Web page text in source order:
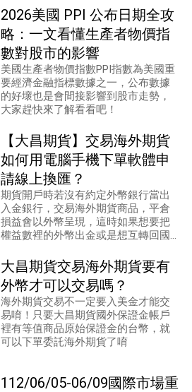
了解看看！
2026美國 PPI 公布日期全攻
略：一文看懂生產者物價指
數對股市的影響
美國生產者物價指數PPI指數為美國重
要經濟金融指標數據之一，公布數據
的好壞也是會間接影響到股市走勢，
大家趕快來了解看看吧！
【大昌期貨】交易海外期貨
如何用電腦手機下單軟體申
請線上換匯？
期貨開戶時若沒有約定外幣銀行當出
入金銀行，交易海外期貨商品，平倉
損益會以外幣呈現，這時如果想要把
權益數裡的外幣出金或是想互轉回國
動作
大昌期貨交易海外期貨要有
外幣才可以交易嗎？
海外期貨交易不一定要入美金才能交
易唷！只要大昌期貨國外保證金帳戶
裡有等值商品原始保證金的台幣，就
可以下單委託海外期貨了唷
112/06/05-06/09國際市場重